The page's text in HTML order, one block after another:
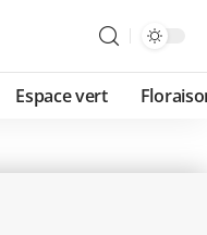
Espace vert